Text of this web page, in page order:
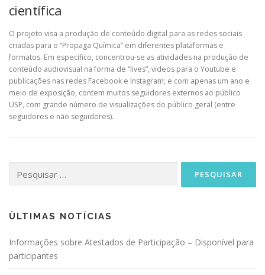
científica
O projeto visa a produção de conteúdo digital para as redes sociais
criadas para o “Propaga Química” em diferentes plataformas e
formatos. Em específico, concentrou-se as atividades na produção de
conteúdo audiovisual na forma de “lives”, vídeos para o Youtube e
publicações nas redes Facebook e Instagram; e com apenas um ano e
meio de exposição, contem muitos seguidores externos ao público
USP, com grande número de visualizações do público geral (entre
seguidores e não seguidores).
por:
ÙLTIMAS NOTÍCIAS
Informações sobre Atestados de Participação – Disponível para
participantes